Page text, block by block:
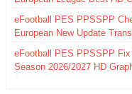
eFootball PES PPSSPP
European New Update
eFootball PES PPSSPP
Season 2026/2027 HD